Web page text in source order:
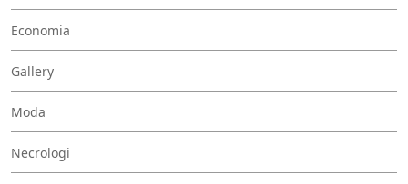
Economia
Gallery
Moda
Necrologi